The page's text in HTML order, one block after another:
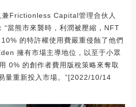
兼Frictionless Capital管理合伙人
“當熊市來襲時，利潤被壓縮，NFT
的特許權使用費嚴重侵蝕了他們
擁有市場主導地位，以至于小眾
0% 的創作者費用版稅策略來奪取
量重新投入市場。”[2022/10/14